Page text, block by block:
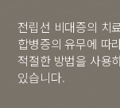
전립선 비대증의 치
합병증의 유무에 따
적절한 방법을 사용
있습니다.